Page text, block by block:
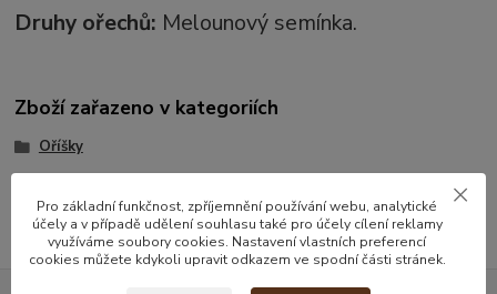
Druhy ořechů: Melounový semínka.
Zboží zařazeno v kategoriích
Oříšky
Pro základní funkčnost, zpříjemnění používání webu, analytické
účely a v případě udělení souhlasu také pro účely cílení reklamy
využíváme soubory cookies. Nastavení vlastních preferencí
cookies můžete kdykoli upravit odkazem ve spodní části stránek.